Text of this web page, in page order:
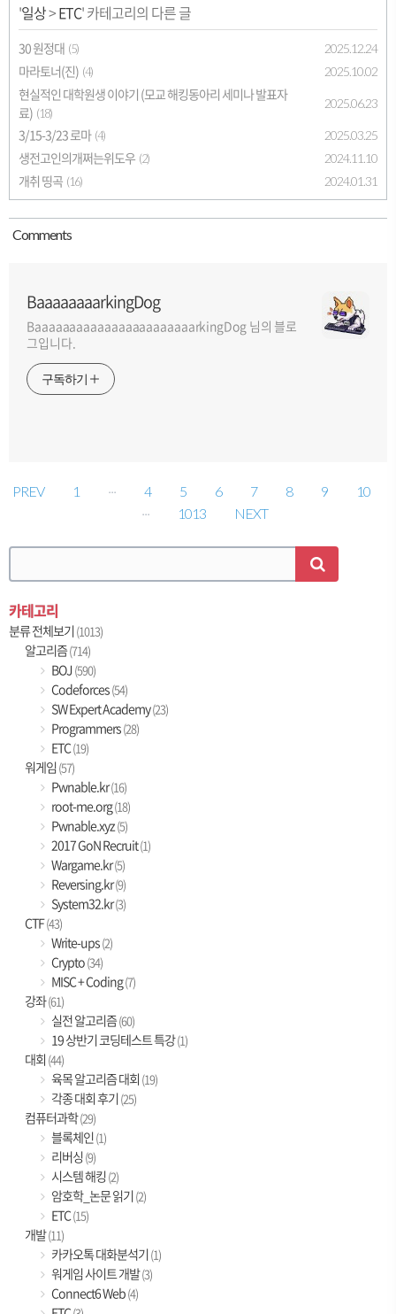
'일상>ETC' 카테고리의 다른 글
30 원정대 (5) 2025.12.24
마라토너(진) (4) 2025.10.02
현실적인 대학원생 이야기 (모교 해킹동아리 세미나 발표자
료) (18)
2025.06.23
3/15-3/23 로마 (4) 2025.03.25
생전고인의개쩌는위도우 (2) 2024.11.10
개취 띵곡 (16) 2024.01.31
Comments
BaaaaaaaarkingDog
BaaaaaaaaaaaaaaaaaaaaaaarkingDog 님의 블로
그입니다.
구독하기
PREV 1 ··· 4 5 6 7 8 9
10
···
1013 NEXT
카테고리
분류 전체보기(1013)
알고리즘(714)
BOJ (590)
Codeforces(54)
SW Expert Academy(23)
Programmers(28)
ETC(19)
워게임(57)
Pwnable.kr(16)
root-me.org(18)
Pwnable.xyz(5)
2017 GoN Recruit(1)
Wargame.kr(5)
Reversing.kr(9)
System32.kr(3)
CTF(43)
Write-ups(2)
Crypto(34)
MISC + Coding(7)
강좌(61)
실전 알고리즘(60)
19 상반기 코딩테스트 특강(1)
대회 (44)
육목 알고리즘 대회 (19)
각종 대회 후기(25)
컴퓨터과학(29)
블록체인(1)
리버싱(9)
시스템 해킹(2)
암호학_논문 읽기(2)
ETC(15)
개발(11)
카카오톡 대화분석기(1)
워게임 사이트 개발(3)
Connect6 Web(4)